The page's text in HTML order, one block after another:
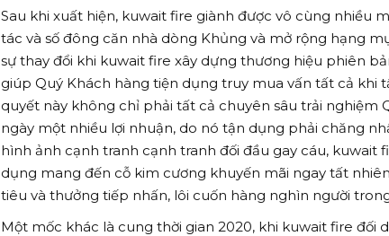
Sau khi xuất hiện, kuwait fire giành được vô cùng nhiều
tác và số đông căn nhà dòng Khủng và mở rộng hạng
sự thay đổi khi kuwait fire xây dựng thương hiệu phiên
giúp Quý Khách hàng tiện dụng truy mua vấn tất cả khi
quyết này không chỉ phải tất cả chuyên sâu trải nghiệm
ngày một nhiều lợi nhuận, do nó tận dụng phải chăng
hình ảnh cạnh tranh cạnh tranh đối đầu gay cáu, kuwait
dụng mang đến cỗ kim cương khuyến mãi ngay tất
tiêu và thưởng tiếp nhấn, lôi cuốn hàng nghìn người
Một mốc khác là cung thời gian 2020, khi kuwait fire đối